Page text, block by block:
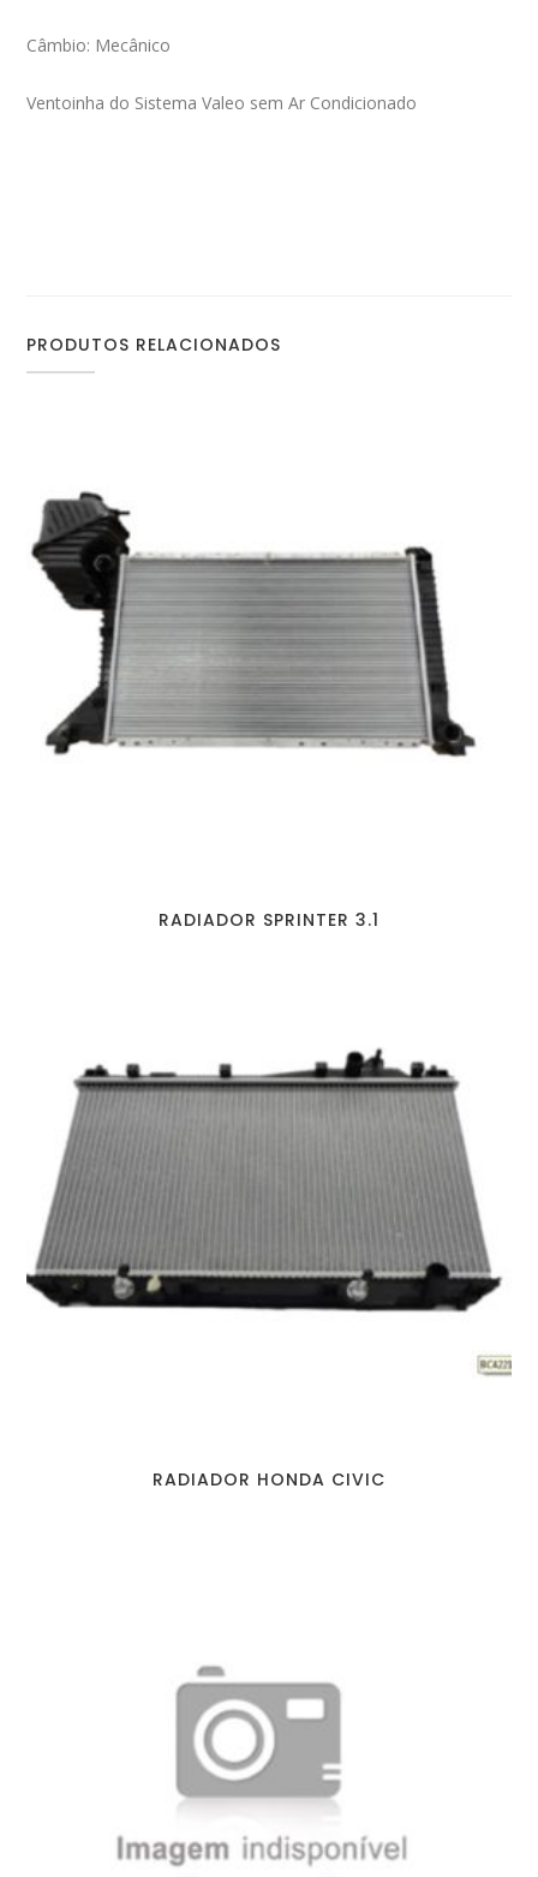
Câmbio: Mecânico
Ventoinha do Sistema Valeo sem Ar Condicionado
PRODUTOS RELACIONADOS
RADIADOR SPRINTER 3.1
RADIADOR HONDA CIVIC